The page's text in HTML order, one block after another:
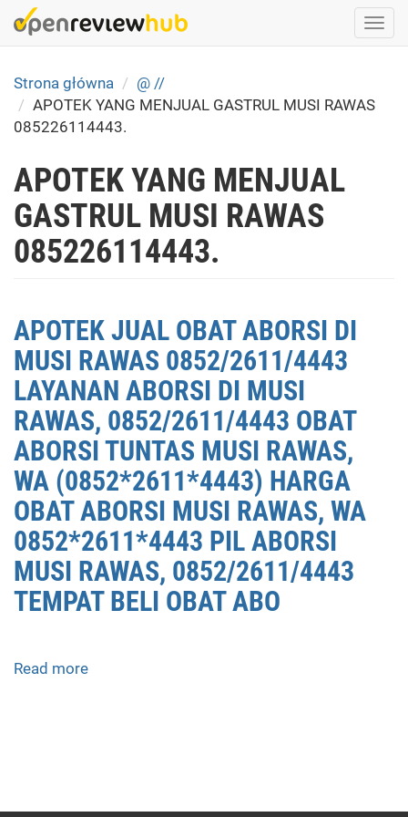
Skip
to
content
Strona główna
@ //
APOTEK YANG MENJUAL GASTRUL MUSI RAWAS
085226114443.
APOTEK YANG MENJUAL
GASTRUL MUSI RAWAS
085226114443.
APOTEK JUAL OBAT ABORSI DI
MUSI RAWAS 0852/2611/4443
LAYANAN ABORSI DI MUSI
RAWAS, 0852/2611/4443 OBAT
ABORSI TUNTAS MUSI RAWAS,
WA (0852*2611*4443) HARGA
OBAT ABORSI MUSI RAWAS, WA
0852*2611*4443 PIL ABORSI
MUSI RAWAS, 0852/2611/4443
TEMPAT BELI OBAT ABO
Read more